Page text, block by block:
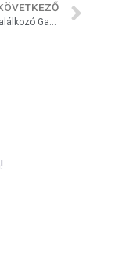
Tavaszi kórustalálkozó Gadányban